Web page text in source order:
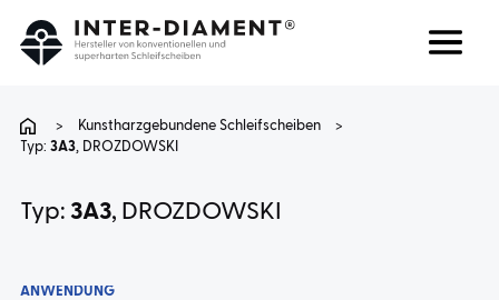
> Kunstharzgebundene Schleifscheiben
>
Typ: 3A3, DROZDOWSKI
Typ: 3A3, DROZDOWSKI
ANWENDUNG